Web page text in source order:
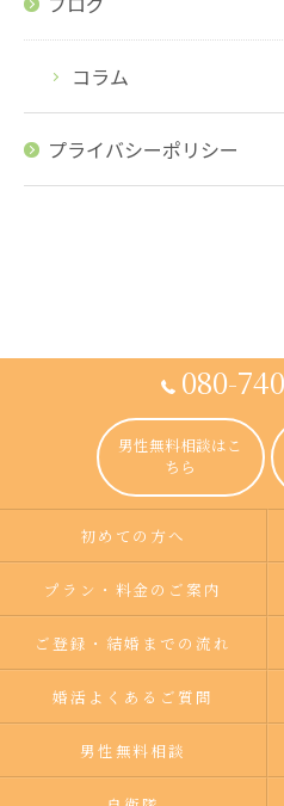
コラム
プライバシーポリシー
080-
男性無料相談はこ
ちら
初めての方へ
プラン・料金のご案内
ご登録・結婚までの流れ
婚活よくあるご質問
男性無料相談